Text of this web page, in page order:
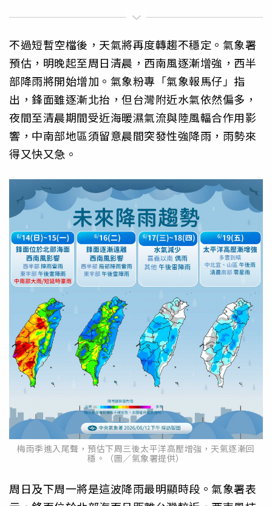
不過短暫空檔後，天氣將再度轉趨不穩定。氣象署
預估，明晚起至周日清晨，西南風逐漸增強，西半
部降雨將開始增加。氣象粉專「氣象報馬仔」指
出，鋒面雖逐漸北抬，但台灣附近水氣依然偏多，
夜間至清晨期間受近海暖濕氣流與陸風輻合作用影
響，中南部地區須留意晨間突發性強降雨，雨勢來
得又快又急。
梅雨季進入尾聲，預估下周三後太平洋高壓增強，天氣逐漸回
穩。（圖／氣象署提供）
周日及下周一將是這波降雨最明顯時段。氣象署表